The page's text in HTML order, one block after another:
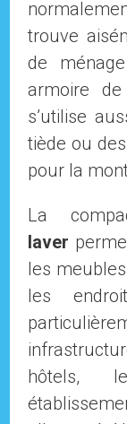
trouve
de
armoire
s’utilise
tiède ou
pour la
La
laver
les
les
hôtels,